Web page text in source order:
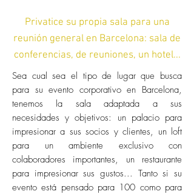
Privatice su propia sala para una
reunión general en Barcelona: sala de
conferencias, de reuniones, un hotel...
Sea cual sea el tipo de lugar que busca
para su evento corporativo en Barcelona,
tenemos la sala adaptada a sus
necesidades y objetivos: un palacio para
impresionar a sus socios y clientes, un loft
para un ambiente exclusivo con
colaboradores importantes, un restaurante
para impresionar sus gustos... Tanto si su
evento está pensado para 100 como para